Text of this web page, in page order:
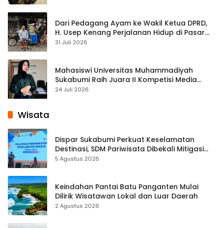
Dari Pedagang Ayam ke Wakil Ketua DPRD,
H. Usep Kenang Perjalanan Hidup di Pasar
Cisaat
31 Juli 2026
Mahasiswi Universitas Muhammadiyah
Sukabumi Raih Juara II Kompetisi Media
Pembelajaran Digital Tingkat Internasional
24 Juli 2026
Wisata
Dispar Sukabumi Perkuat Keselamatan
Destinasi, SDM Pariwisata Dibekali Mitigasi
hingga Teknik Evakuasi
5 Agustus 2026
Keindahan Pantai Batu Panganten Mulai
Dilirik Wisatawan Lokal dan Luar Daerah
2 Agustus 2026